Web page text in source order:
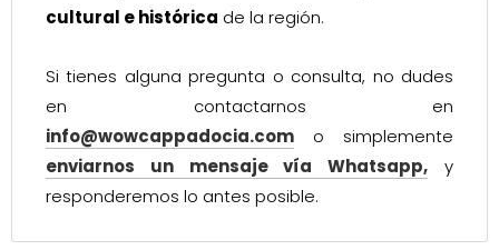
cultural e histórica de la región.
Si tienes alguna pregunta o consulta, no dudes
en contactarnos en
info@wowcappadocia.com o simplemente
enviarnos un mensaje vía Whatsapp, y
responderemos lo antes posible.